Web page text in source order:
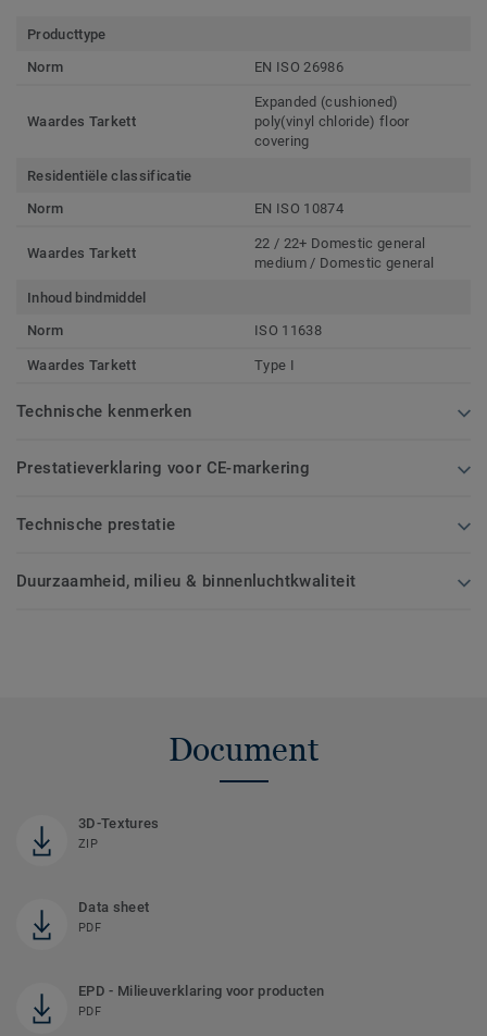
Producttype
Norm
EN ISO 26986
Waardes Tarkett
Expanded (cushioned)
poly(vinyl chloride) floor
covering
Residentiële classificatie
Norm
EN ISO 10874
Waardes Tarkett
22 / 22+ Domestic general
medium / Domestic general
Inhoud bindmiddel
Norm
ISO 11638
Waardes Tarkett Type I
Technische kenmerken
Prestatieverklaring voor CE-markering
Technische prestatie
Duurzaamheid, milieu & binnenluchtkwaliteit
Document
3D-Textures
ZIP
Data sheet
PDF
EPD - Milieuverklaring voor producten
PDF